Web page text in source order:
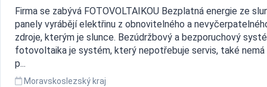
Firma se zabývá FOTOVOLTAIKOU Bezplatná energie ze
panely vyrábějí elektřinu z obnovitelného a
zdroje, kterým je slunce. Bezúdržbový a bezporuchový
fotovoltaika je systém, který nepotřebuje servis, také nemá
p...
Moravskoslezský kraj